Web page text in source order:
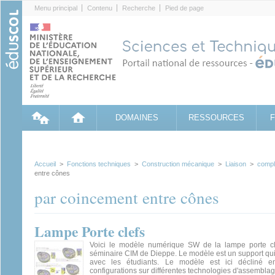
Menu principal Contenu Recherche Pied de page
DOMAINES RESSOURCES
Accueil > Fonctions techniques > Construction mécanique > Liaison >
entre cônes
par coincement entre cônes
Lampe Porte clefs
Voici le modèle numérique SW de la lampe porte
séminaire CIM de Dieppe. Le modèle est un support
avec les étudiants. Le modèle est ici décliné
configurations sur différentes technologies